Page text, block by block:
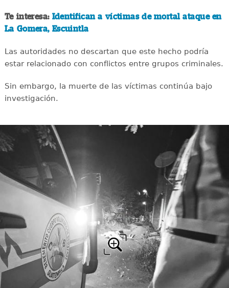
Te interesa: Identifican a víctimas de mortal ataque en
La Gomera, Escuintla
Las autoridades no descartan que este hecho podría
estar relacionado con conflictos entre grupos criminales.
Sin embargo, la muerte de las víctimas continúa bajo
investigación.